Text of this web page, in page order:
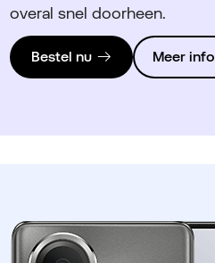
overal snel doorheen.
Bestel nu Meer info